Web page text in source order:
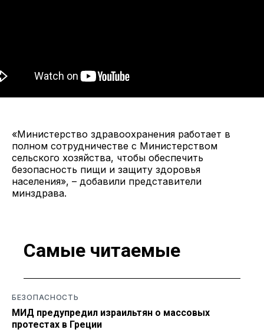
«Министерство здравоохранения работает в
полном сотрудничестве с Министерством
сельского хозяйства, чтобы обеспечить
безопасность пищи и защиту здоровья
населения», – добавили представители
минздрава.
Самые читаемые
БЕЗОПАСНОСТЬ
МИД предупредил израильтян о массовых
протестах в Греции